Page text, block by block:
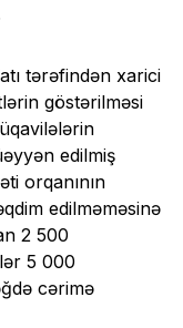
tərəfindən xarici
göstərilməsi
edilmiş
orqanının
edilməməsinə
2 500
5 000
cərimə